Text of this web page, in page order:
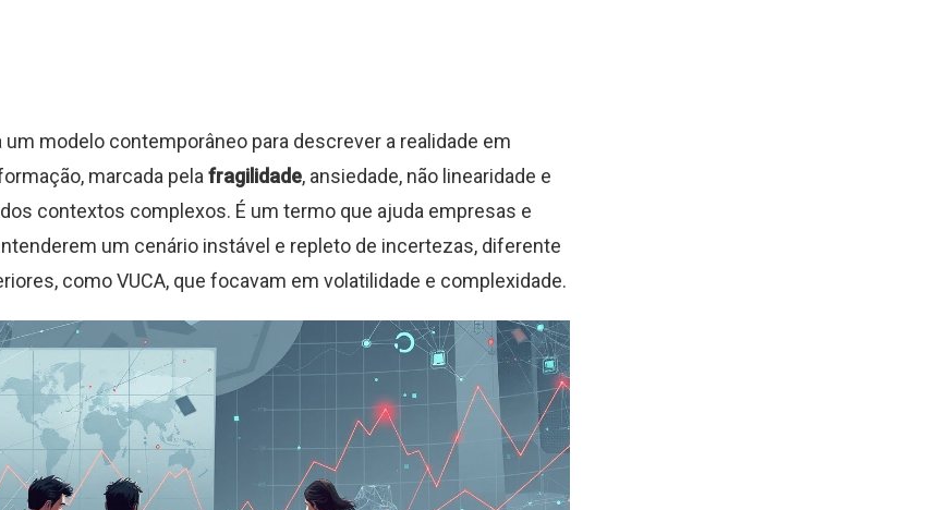
um modelo contemporâneo para descrever a realidade em
marcada pela fragilidade, ansiedade, não linearidade e
contextos complexos. É um termo que ajuda empresas e
um cenário instável e repleto de incertezas, diferente
como VUCA, que focavam em volatilidade e complexidade.